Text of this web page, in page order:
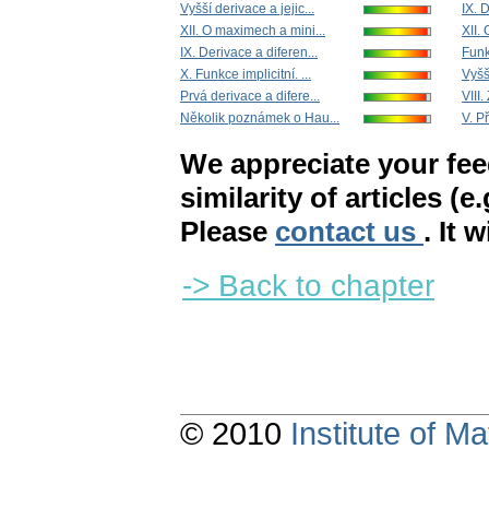
Vyšší derivace a jejic...
XII. O maximech a mini...
IX. Derivace a diferen...
X. Funkce implicitní. ...
Prvá derivace a difere...
Několik poznámek o Hau...
IX.
XII.
VIII.
V.
We appreciate your
similarity of articles
Please contact us . It
-> Back to chapter
© 2010 Institute of